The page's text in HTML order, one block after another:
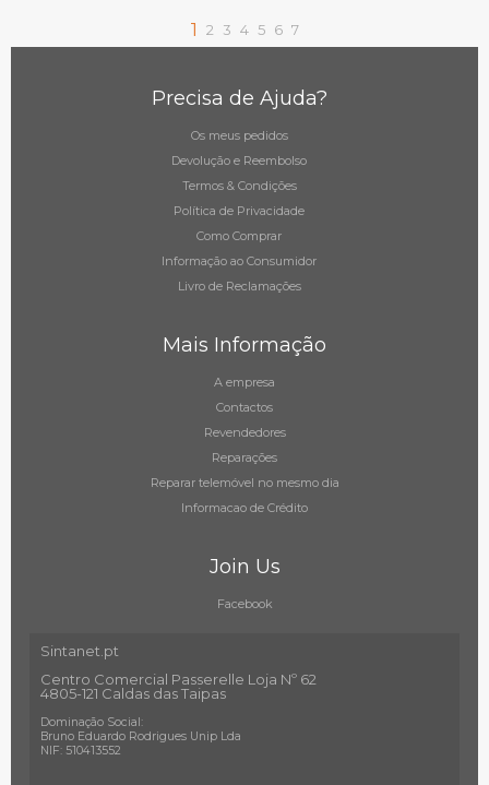
1 2 3 4 5 6 7
Precisa de Ajuda?
Os meus pedidos
Devolução e Reembolso
Termos & Condições
Política de Privacidade
Como Comprar
Informação ao Consumidor
Livro de Reclamações
Mais Informação
A empresa
Contactos
Revendedores
Reparações
Reparar telemóvel no mesmo dia
Informacao de Crédito
Join Us
Facebook
Sintanet.pt
Centro Comercial Passerelle Loja Nº 62
4805-121 Caldas das Taipas
Dominação Social:
Bruno Eduardo Rodrigues Unip Lda
NIF: 510413552